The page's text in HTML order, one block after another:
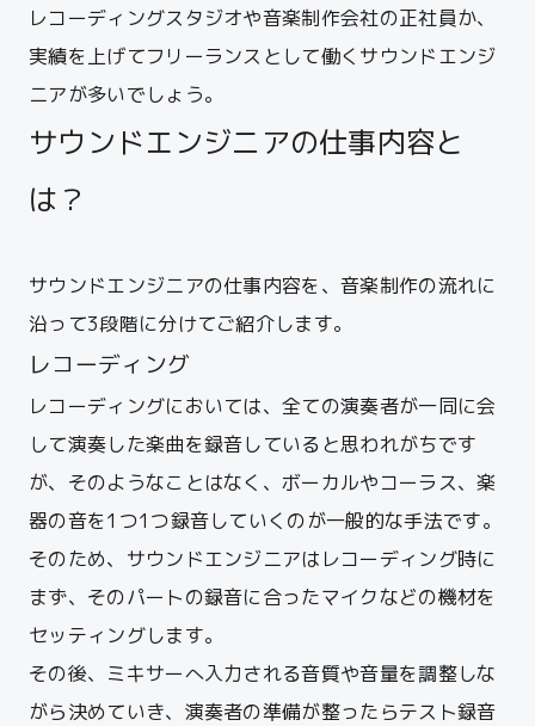
レコーディングスタジオや音楽制作会社の正社員か、
実績を上げてフリーランスとして働くサウンドエンジ
ニアが多いでしょう。
サウンドエンジニアの仕事内容と
は？
サウンドエンジニアの仕事内容を、音楽制作の流れに
沿って3段階に分けてご紹介します。
レコーディング
レコーディングにおいては、全ての演奏者が一同に会
して演奏した楽曲を録音していると思われがちです
が、そのようなことはなく、ボーカルやコーラス、楽
器の音を1つ1つ録音していくのが一般的な手法です。
そのため、サウンドエンジニアはレコーディング時に
まず、そのパートの録音に合ったマイクなどの機材を
セッティングします。
その後、ミキサーへ入力される音質や音量を調整しな
がら決めていき、演奏者の準備が整ったらテスト録音